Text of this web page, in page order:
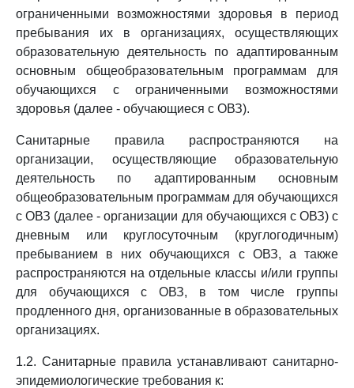
ограниченными возможностями здоровья в период
пребывания их в организациях, осуществляющих
образовательную деятельность по адаптированным
основным общеобразовательным программам для
обучающихся с ограниченными возможностями
здоровья (далее - обучающиеся с ОВЗ).
Санитарные правила распространяются на
организации, осуществляющие образовательную
деятельность по адаптированным основным
общеобразовательным программам для обучающихся
с ОВЗ (далее - организации для обучающихся с ОВЗ) с
дневным или круглосуточным (круглогодичным)
пребыванием в них обучающихся с ОВЗ, а также
распространяются на отдельные классы и/или группы
для обучающихся с ОВЗ, в том числе группы
продленного дня, организованные в образовательных
организациях.
1.2. Санитарные правила устанавливают санитарно-
эпидемиологические требования к: